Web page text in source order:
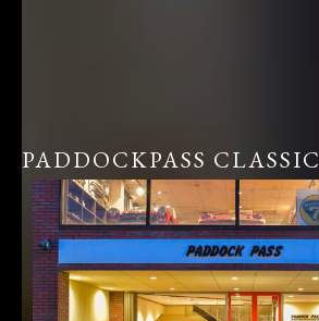
PADDOCKPASS CLASSIC